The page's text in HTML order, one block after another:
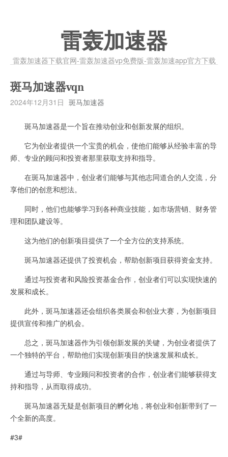
雷轰加速器
雷轰加速器下载官网-雷轰加速器vp免费版-雷轰加速app官方下载
斑马加速器vqn
2024年12月31日 斑马加速器
斑马加速器是一个旨在推动创业和创新发展的组织。
它为创业者提供一个宝贵的机会，使他们能够从经验丰富的导
师、专业的顾问和投资者那里获取支持和指导。
在斑马加速器中，创业者们能够与其他志同道合的人交流，分
享他们的创意和想法。
同时，他们也能够学习到各种商业技能，如市场营销、财务管
理和团队建设等。
这为他们的创新项目提供了一个全方位的支持系统。
斑马加速器还提供了投资机会，帮助创新项目获得资金支持。
通过与投资者和风险投资基金合作，创业者们可以实现快速的
发展和成长。
此外，斑马加速器还会组织各类展会和创业大赛，为创新项目
提供宣传和推广的机会。
总之，斑马加速器作为引领创新发展的关键，为创业者提供了
一个独特的平台，帮助他们实现创新项目的快速发展和成长。
通过与导师、专业顾问和投资者的合作，创业者们能够获得支
持和指导，从而取得成功。
斑马加速器无疑是创新项目的孵化地，将创业和创新带到了一
个全新的高度。
#3#